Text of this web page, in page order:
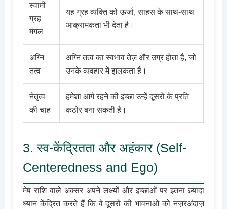
स्वामी
ग्रह
मंगल
यह ग्रह व्यक्ति को ऊर्जा, साहस के साथ-साथ
आक्रामकता भी देता है।
अग्नि
तत्व
अग्नि तत्व का स्वभाव तेज़ और उग्र होता है, जो
उनके व्यवहार में झलकता है।
नेतृत्व
की चाह
हमेशा आगे रहने की इच्छा उन्हें दूसरों के प्रति
कठोर बना सकती है।
3. स्व-केंद्रितता और अहंकार (Self-
Centeredness and Ego)
मेष राशि वाले अक्सर अपने लक्ष्यों और इच्छाओं पर इतना ज़्यादा
ध्यान केंद्रित करते हैं कि वे दूसरों की भावनाओं को नज़रअंदाज़